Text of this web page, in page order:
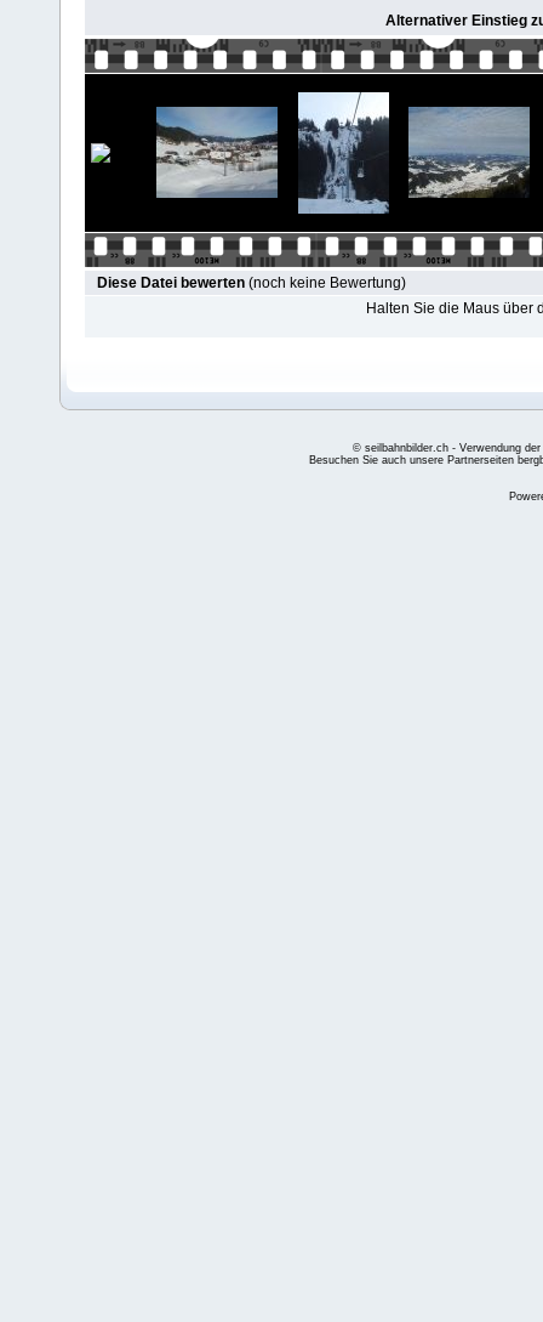
Alternativer Einstieg
Diese Datei bewerten (noch keine Bewertung)
Halten Sie die Maus über
© seilbahnbilder.ch - Verwendung
Besuchen Sie auch unsere Partnerseiten